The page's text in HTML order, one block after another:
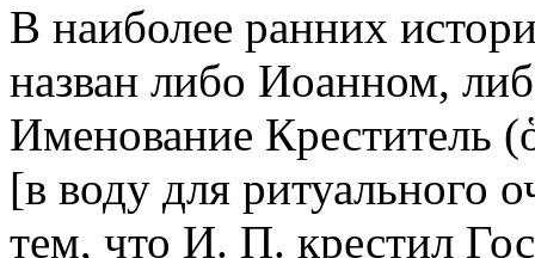
В наиболее ранних
назван либо Иоанном,
Именование Креститель
[в воду для ритуального
тем, что И. П. крестил